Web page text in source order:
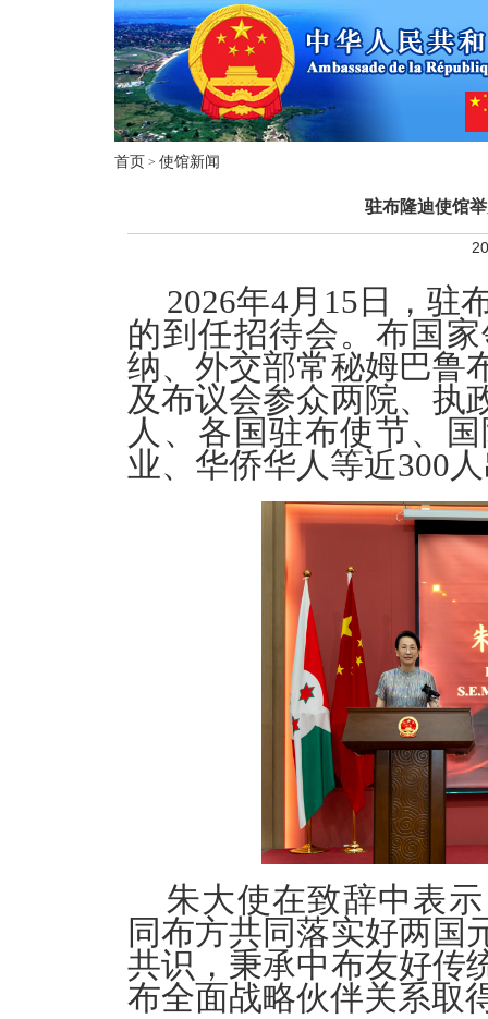
首页 > 使馆新闻
驻布隆迪使馆
2026年4月15日，驻
的到任招待会。布国
纳、外交部常秘姆巴鲁
及布议会参众两院、执
人、各国驻布使节、
业、华侨华人等近300
朱大使在致辞中表
同布方共同落实好两国
共识，秉承中布友好传
布全面战略伙伴关系取